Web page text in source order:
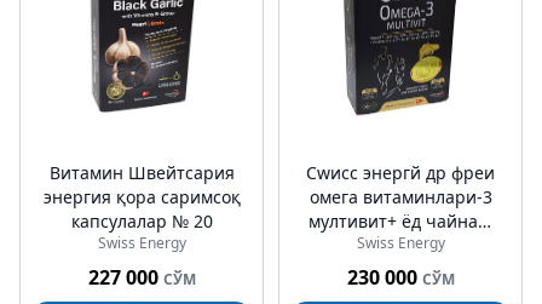
Витамин Швейтсария
энергия қора саримсоқ
капсулалар № 20
Swiss Energy
227 000 СЎМ
Сwисс энергй др фреи
омега витаминлари-3
мултивит+ ёд чайнаш
пастиллари №60
Swiss Energy
230 000 СЎМ